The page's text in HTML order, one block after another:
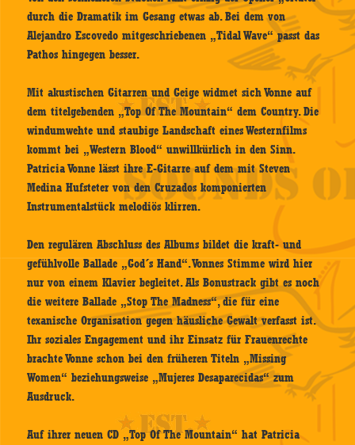
durch die Dramatik im Gesang etwas ab. Bei dem von
Alejandro Escovedo mitgeschriebenen „Tidal Wave“ passt das
Pathos hingegen besser.
Mit akustischen Gitarren und Geige widmet sich Vonne auf
dem titelgebenden „Top Of The Mountain“ dem Country. Die
windumwehte und staubige Landschaft eines Westernfilms
kommt bei „Western Blood“ unwillkürlich in den Sinn.
Patricia Vonne lässt ihre E-Gitarre auf dem mit Steven
Medina Hufsteter von den Cruzados komponierten
Instrumentalstück melodiös klirren.
Den regulären Abschluss des Albums bildet die kraft- und
gefühlvolle Ballade „God´s Hand“. Vonnes Stimme wird hier
nur von einem Klavier begleitet. Als Bonustrack gibt es noch
die weitere Ballade „Stop The Madness“, die für eine
texanische Organisation gegen häusliche Gewalt verfasst ist.
Ihr soziales Engagement und ihr Einsatz für Frauenrechte
brachte Vonne schon bei den früheren Titeln „Missing
Women“ beziehungsweise „Mujeres Desaparecidas“ zum
Ausdruck.
Auf ihrer neuen CD „Top Of The Mountain“ hat Patricia